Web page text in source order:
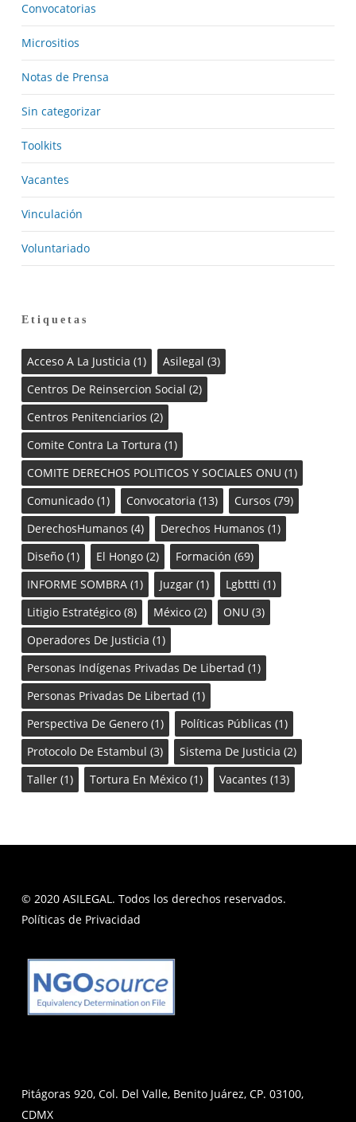
Convocatorias
Micrositios
Notas de Prensa
Sin categorizar
Toolkits
Vacantes
Vinculación
Voluntariado
Etiquetas
Acceso A La Justicia (1) Asilegal (3)
Centros De Reinsercion Social (2)
Centros Penitenciarios (2)
Comite Contra La Tortura (1)
COMITE DERECHOS POLITICOS Y SOCIALES ONU (1)
Comunicado(1) Convocatoria (13) Cursos (79)
DerechosHumanos (4) Derechos Humanos (1)
Diseño(1) El Hongo(2) Formación (69)
INFORME SOMBRA(1) Juzgar(1) Lgbttti (1)
Litigio Estratégico(8) México(2) ONU (3)
Operadores De Justicia (1)
Personas Indígenas Privadas De Libertad (1)
Personas Privadas De Libertad (1)
Perspectiva De Genero(1) Políticas Públicas (1)
Protocolo De Estambul (3) Sistema De Justicia (2)
Taller(1) Tortura En México(1) Vacantes (13)
© 2020 ASILEGAL. Todos los derechos reservados.
Políticas de Privacidad
Pitágoras 920, Col. Del Valle, Benito Juárez, CP. 03100,
CDMX